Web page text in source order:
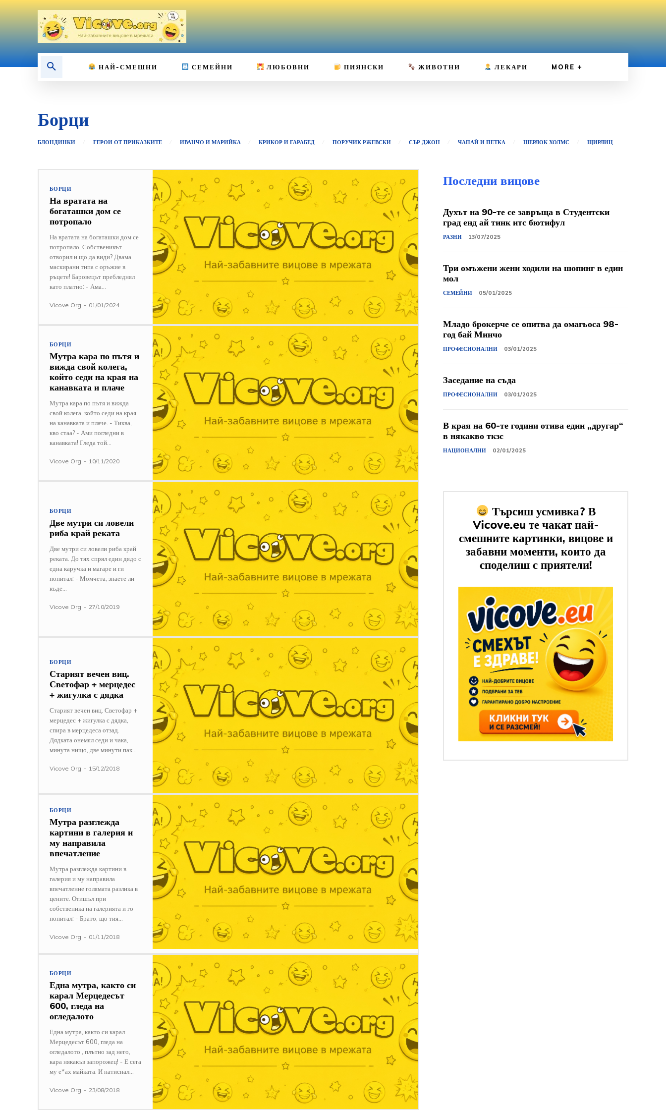
НАЙ-СМЕШНИ СЕМЕЙНИ ЛЮБОВНИ ПИЯНСКИ ЖИВОТНИ ЛЕКАРИ MORE
Борци
БЛОНДИНКИ ГЕРОИ ОТ ПРИКАЗКИТЕ ИВАНЧО И МАРИЙКА КРИКОР И ГАРАБЕД ПОРУЧИК РЖЕВСКИ СЪР ДЖОН ЧАПАЙ И ПЕТКА ШЕРЛОК ХОЛМС ЩИРЛИЦ
БОРЦИ
На вратата на
богаташки дом се
потропало
На вратата на богаташки дом се
потропало. Собственикът
отворил и що да види? Двама
маскирани типа с оръжие в
ръцете! Баровецът пребледнял
като платно: - Ама...
Vicove Org - 01/01/2024
БОРЦИ
Мутра кара по пътя и
вижда свой колега,
който седи на края на
канавката и плаче
Мутра кара по пътя и вижда
свой колега, който седи на края
на канавката и плаче. - Тиква,
кво стаа? - Ами погледни в
канавката! Гледа той...
Vicove Org - 10/11/2020
БОРЦИ
Две мутри си ловели
риба край реката
Две мутри си ловели риба край
реката. До тях спрял един дядо с
една каручка и магаре и ги
попитал: - Момчета, знаете ли
къде...
Vicove Org - 27/10/2019
БОРЦИ
Старият вечен виц.
Светофар + мерцедес
+ жигулка с дядка
Старият вечен виц. Светофар +
мерцедес + жигулка с дядка,
спира в мерцедеса отзад.
Дядката онемял седи и чака,
минута нищо, две минути пак...
Vicove Org - 15/12/2018
БОРЦИ
Мутра разглежда
картини в галерия и
му направила
впечатление
Мутра разглежда картини в
галерия и му направила
впечатление голямата разлика в
цените. Отишъл при
собственика на галерията и го
попитал: - Брато, що тия...
Vicove Org - 01/11/2018
БОРЦИ
Една мутра, както си
карал Мерцедесът
600, гледа на
огледалото
Една мутра, както си карал
Мерцедесът 600, гледа на
огледалото , плътно зад него,
кара някакъв запорожец! - Е сега
му е*ах майката. И натиснал...
Vicove Org - 23/08/2018
Последни вицове
Духът на 90-те се завръща в Студентски
град енд ай тинк итс бютифул
РАЗНИ 13/07/2025
Три омъжени жени ходили на шопинг в един
мол
СЕМЕЙНИ 05/01/2025
Младо брокерче се опитва да омагьоса 98-
год бай Минчо
ПРОФЕСИОНАЛНИ 03/01/2025
Заседание на съда
ПРОФЕСИОНАЛНИ 03/01/2025
В края на 60-те години отива един „другар“
в някакво ткзс
НАЦИОНАЛНИ 02/01/2025
Търсиш усмивка? В
Vicove.eu те чакат най-
смешните картинки, вицове и
забавни моменти, които да
споделиш с приятели!